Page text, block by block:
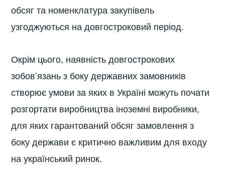
обсяг та номенклатура закупівель
узгоджуються на довгостроковий період.
Окрім цього, наявність довгострокових
зобов’язань з боку державних замовників
створює умови за яких в Україні можуть почати
розгортати виробництва іноземні виробники,
для яких гарантований обсяг замовлення з
боку держави є критично важливим для входу
на український ринок.